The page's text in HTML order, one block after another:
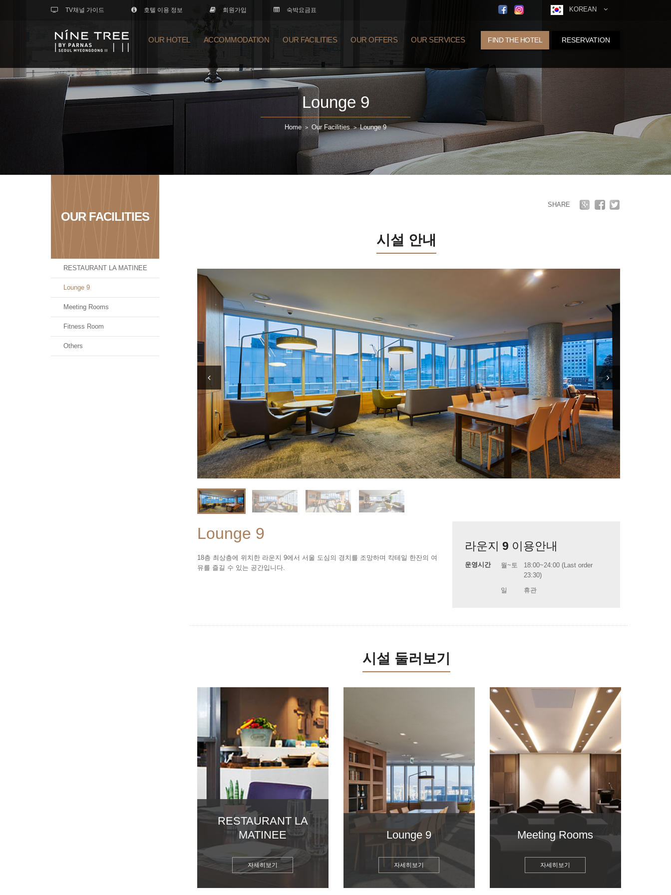
TV채널 가이드 호텔 이용 정보 회원가입 숙박요금표 KOREAN
OUR HOTEL ACCOMMODATION OUR FACILITIES OUR OFFERS OUR SERVICES FIND THE HOTEL RESERVATION
Lounge 9
Home > Our Facilities> Lounge 9
OUR FACILITIES
RESTAURANT LA MATINEE
Lounge 9
Meeting Rooms
Fitness Room
Others
SHARE
시설 안내
Lounge 9
18층 최상층에 위치한 라운지 9에서 서울 도심의 경치를 조망하며 칵테일 한잔의 여
유를 즐길 수 있는 공간입니다.
라운지 9 이용안내
운영시간 월~토
18:00~24:00 (Last order
23:30)
일
휴관
시설 둘러보기
RESTAURANT LA
MATINEE
자세히보기
Lounge 9
자세히보기
Meeting Rooms
자세히보기